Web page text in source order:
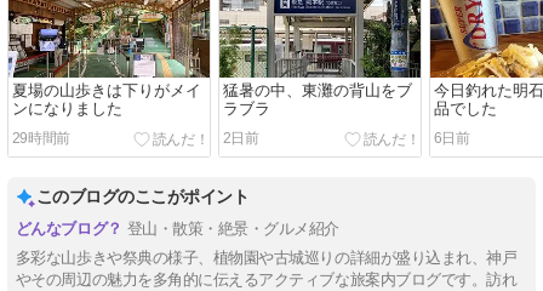
夏場の山歩きは下りがメイ
ンになりました
29時間前
猛暑の中、東灘の背山をブ
ラブラ
2日前
今日釣れた明
品でした
6日前
このブログのここがポイント
登山・散策・絶景・グルメ紹介
多彩な山歩きや祭典の様子、植物園や古城巡りの詳細が盛り込まれ、神戸
やその周辺の魅力を多角的に伝えるアクティブな旅案内ブログです。訪れ